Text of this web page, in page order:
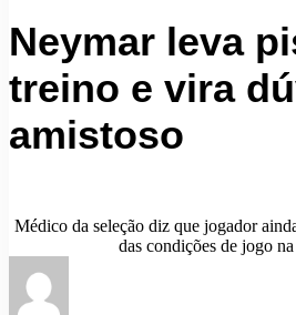
Neymar leva
treino e vira
amistoso
Médico da seleção diz que jogador
das condições de jogo